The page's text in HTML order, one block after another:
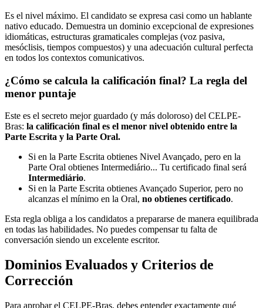
Es el nivel máximo. El candidato se expresa casi como un hablante
nativo educado. Demuestra un dominio excepcional de expresiones
idiomáticas, estructuras gramaticales complejas (voz pasiva,
mesóclisis, tiempos compuestos) y una adecuación cultural perfecta
en todos los contextos comunicativos.
¿Cómo se calcula la calificación final? La regla del
menor puntaje
Este es el secreto mejor guardado (y más doloroso) del CELPE-
Bras: la calificación final es el menor nivel obtenido entre la
Parte Escrita y la Parte Oral.
Si en la Parte Escrita obtienes Nivel Avançado, pero en la
Parte Oral obtienes Intermediário... Tu certificado final será
Intermediário.
Si en la Parte Escrita obtienes Avançado Superior, pero no
alcanzas el mínimo en la Oral, no obtienes certificado.
Esta regla obliga a los candidatos a prepararse de manera equilibrada
en todas las habilidades. No puedes compensar tu falta de
conversación siendo un excelente escritor.
Dominios Evaluados y Criterios de
Corrección
Para aprobar el CELPE-Bras, debes entender exactamente qué